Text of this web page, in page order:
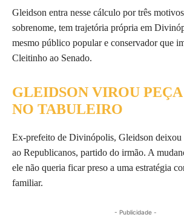
Gleidson entra nesse cálculo por três
sobrenome, tem trajetória própria em
mesmo público popular e conservador que
Cleitinho ao Senado.
GLEIDSON VIROU
NO TABULEIRO
Ex-prefeito de Divinópolis, Gleidson
ao Republicanos, partido do irmão. A
ele não queria ficar preso a uma estratégia
familiar.
- Publicidade -